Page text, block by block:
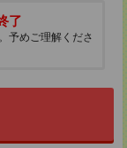
了
予めご理解くださ